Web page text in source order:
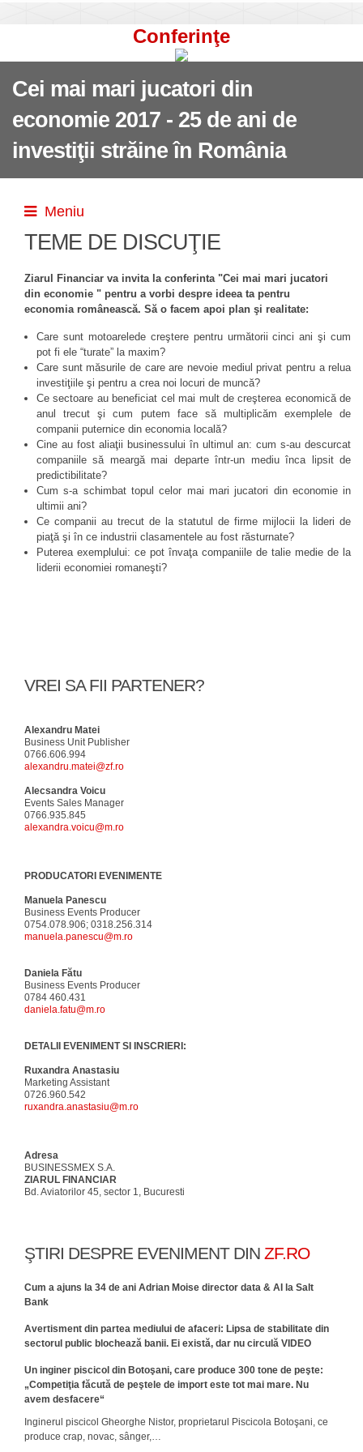
Conferinţe
Cei mai mari jucatori din
economie 2017 - 25 de ani de
investiţii străine în România
Meniu
TEME DE DISCUŢIE
Ziarul Financiar va invita la conferinta "Cei mai mari jucatori
din economie " pentru a vorbi despre ideea ta pentru
economia românească. Să o facem apoi plan şi realitate:
Care sunt motoarelede creştere pentru următorii cinci ani şi cum
pot fi ele “turate” la maxim?
Care sunt măsurile de care are nevoie mediul privat pentru a relua
investiţiile şi pentru a crea noi locuri de muncă?
Ce sectoare au beneficiat cel mai mult de creşterea economică de
anul trecut şi cum putem face să multiplicăm exemplele de
companii puternice din economia locală?
Cine au fost aliaţii businessului în ultimul an: cum s-au descurcat
companiile să meargă mai departe într-un mediu înca lipsit de
predictibilitate?
Cum s-a schimbat topul celor mai mari jucatori din economie in
ultimii ani?
Ce companii au trecut de la statutul de firme mijlocii la lideri de
piaţă şi în ce industrii clasamentele au fost răsturnate?
Puterea exemplului: ce pot învaţa companiile de talie medie de la
liderii economiei romaneşti?
VREI SA FII PARTENER?
Alexandru Matei
Business Unit Publisher
0766.606.994
alexandru.matei@zf.ro
Alecsandra Voicu
Events Sales Manager
0766.935.845
alexandra.voicu@m.ro
PRODUCATORI EVENIMENTE
Manuela Panescu
Business Events Producer
0754.078.906; 0318.256.314
manuela.panescu@m.ro
Daniela Fătu
Business Events Producer
0784 460.431
daniela.fatu@m.ro
DETALII EVENIMENT SI INSCRIERI:
Ruxandra Anastasiu
Marketing Assistant
0726.960.542
ruxandra.anastasiu@m.ro
Adresa
BUSINESSMEX S.A.
ZIARUL FINANCIAR
Bd. Aviatorilor 45, sector 1, Bucuresti
ŞTIRI DESPRE EVENIMENT DIN ZF.RO
Cum a ajuns la 34 de ani Adrian Moise director data & AI la Salt
Bank
Avertisment din partea mediului de afaceri: Lipsa de stabilitate din
sectorul public blochează banii. Ei există, dar nu circulă VIDEO
Un inginer piscicol din Botoşani, care produce 300 tone de peşte:
„Competiţia făcută de peştele de import este tot mai mare. Nu
avem desfacere“
Inginerul piscicol Gheorghe Nistor, proprietarul Pis­ci­cola Botoşani, ce
produce crap, novac, sânger,…